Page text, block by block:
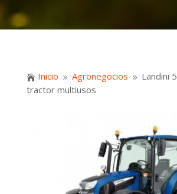
 Inicio 9 Agronegocios 9 Landini
tractor multiusos